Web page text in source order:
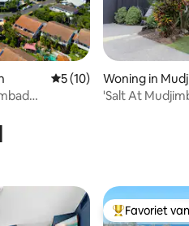
recensies
Gemiddelde
5 (10)
Woning in
'Salt At
Topfavoriet
Favoriet